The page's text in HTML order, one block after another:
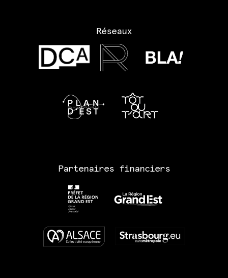
Réseaux
Partenaires financiers